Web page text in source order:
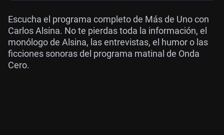
Escucha el programa completo de Más de Uno con
Carlos Alsina. No te pierdas toda la información, el
monólogo de Alsina, las entrevistas, el humor o las
ficciones sonoras del programa matinal de Onda
Cero.